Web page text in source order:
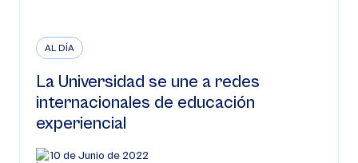
AL DÍA
La Universidad se une a redes
internacionales de educación
experiencial
10 de Junio de 2022